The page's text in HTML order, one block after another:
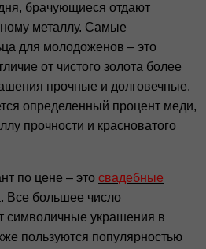
брачующиеся отдают
металлу. Самые
для молодоженов – это
от чистого золота более
прочные и долговечные.
определенный процент меди,
прочности и красноватого
по цене – это свадебные
Все большее число
украшения в
пользуются популярностью